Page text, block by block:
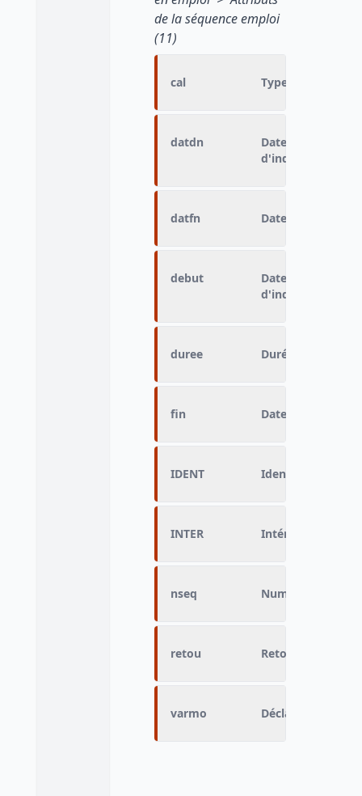
de la séquence emploi
(11)
cal Type de séquence
datdn
Date de début de
d'indice
datfn Date de fin de
debut
Date de début de
d'indice
duree Durée de la
fin Date de fin de
IDENT Identifiant Céreq
INTER Intérimaire
nseq Numéro de la
retou Retour dans
varmo Déclaration